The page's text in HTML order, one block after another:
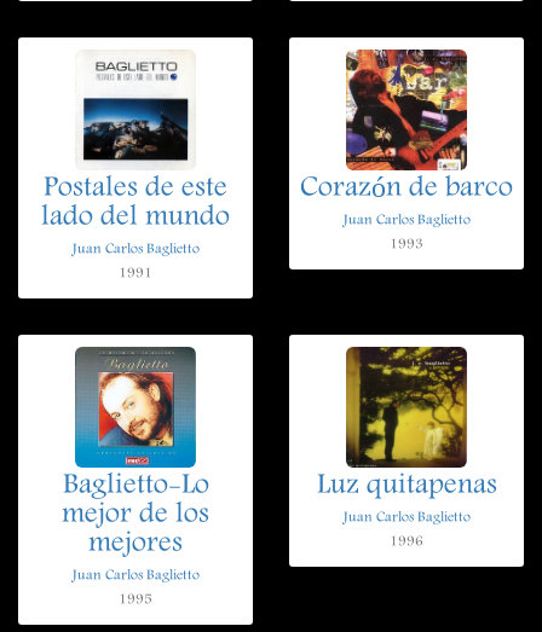
Postales de este
lado del mundo
Juan Carlos Baglietto
1991
Corazón de barco
Juan Carlos Baglietto
1993
Baglietto-Lo
mejor de los
mejores
Juan Carlos Baglietto
1995
Luz quitapenas
Juan Carlos Baglietto
1996